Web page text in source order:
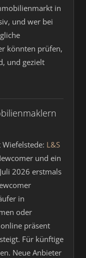
in
und wer bei
könnten prüfen,
und gezielt
L&S
und ein
2026 erstmals
in
oder
präsent
Für künftige
Neue Anbieter